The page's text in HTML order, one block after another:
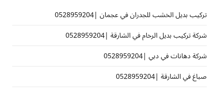
تركيب بديل الخشب للجدران في عجمان |0528959204
شركة تركيب بديل الرخام في الشارقة |0528959204
شركة دهانات في دبي |0528959204
صباغ في الشارقة |0528959204